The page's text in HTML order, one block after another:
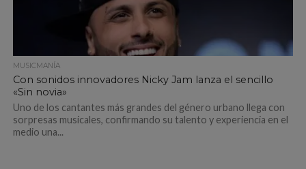
MUSICMANÍA
Con sonidos innovadores Nicky Jam lanza el sencillo
«Sin novia»
Uno de los cantantes más grandes del género urbano llega con
sorpresas musicales, confirmando su talento y experiencia en el
medio una...